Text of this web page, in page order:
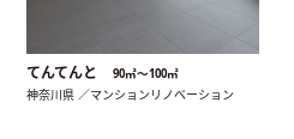
てんてんと 90㎡〜100㎡
神奈川県 ／マンションリノベーション